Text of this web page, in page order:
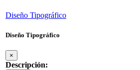
Diseño Tipográfico
Diseño Tipográfico
×
Descripción: